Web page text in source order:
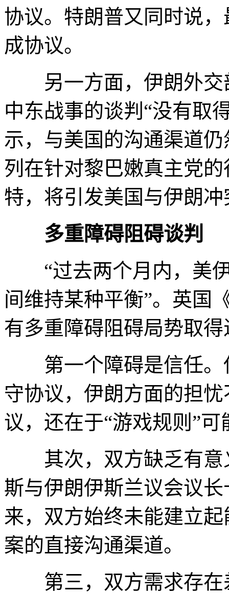
协议。特朗普又同时说
成协议。
另一方面，伊朗外交
中东战事的谈判“没有取
示，与美国的沟通渠道
列在针对黎巴嫩真主党
特，将引发美国与伊朗冲
多重障碍阻碍谈判
“过去两个月内，美伊
间维持某种平衡”。英国
有多重障碍阻碍局势取得
第一个障碍是信任。
守协议，伊朗方面的担
议，还在于“游戏规则”
其次，双方缺乏有意
斯与伊朗伊斯兰议会议
来，双方始终未能建立
案的直接沟通渠道。
第三，双方需求存在